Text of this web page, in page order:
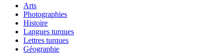
Arts
Photographies
Histoire
Langues turques
Lettres turques
Géographie